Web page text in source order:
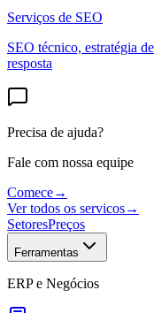
Serviços de SEO
SEO técnico, estratégia
resposta
Precisa de ajuda?
Fale com nossa equipe
Comece→
Ver todos os servicos→
SetoresPreços
Ferramentas
ERP e Negócios